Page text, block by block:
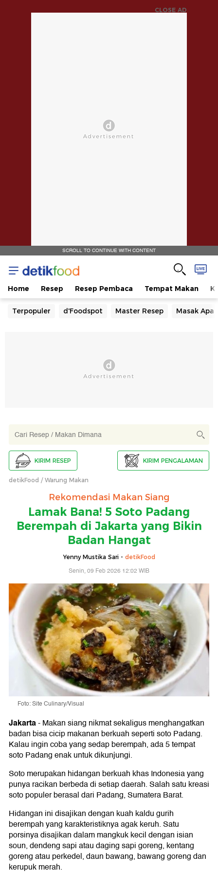
CLOSE AD
SCROLL TO CONTINUE WITH CONTENT
Home Resep Resep Pembaca Tempat Makan
Terpopuler d'Foodspot Master Resep Masak Apa
KIRIM RESEP KIRIM PENGALAMAN
detikFood Warung Makan
Rekomendasi Makan Siang
Lamak Bana! 5 Soto Padang
Berempah di Jakarta yang Bikin
Badan Hangat
Yenny Mustika Sari - detikFood
Senin, 09 Feb 2026 12:02 WIB
Foto: Site Culinary/Visual
Jakarta-Makan siang nikmat sekaligus menghangatkan
badan bisa cicip makanan berkuah seperti soto Padang.
Kalau ingin coba yang sedap berempah, ada 5 tempat
soto Padang enak untuk dikunjungi.
Soto merupakan hidangan berkuah khas Indonesia yang
punya racikan berbeda di setiap daerah. Salah satu kreasi
soto populer berasal dari Padang, Sumatera Barat.
Hidangan ini disajikan dengan kuah kaldu gurih
berempah yang karakteristiknya agak keruh. Satu
porsinya disajikan dalam mangkuk kecil dengan isian
soun, dendeng sapi atau daging sapi goreng, kentang
goreng atau perkedel, daun bawang, bawang goreng dan
kerupuk merah.